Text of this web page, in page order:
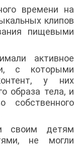
времени на
клипов
пищевыми
активное
с которыми
у них
образа тела, и
собственного
своим детям
не могли